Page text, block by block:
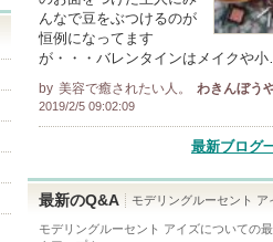
んなで豆をぶつけるのが
恒例になってます
が・・・バレンタインはメイクや
by 美容で癒されたい人。 わきんぼう
2019/2/5 09:02:09
最新ブログ
最新のQ&A モデリングルーセント ア
モデリングルーセント アイズについての